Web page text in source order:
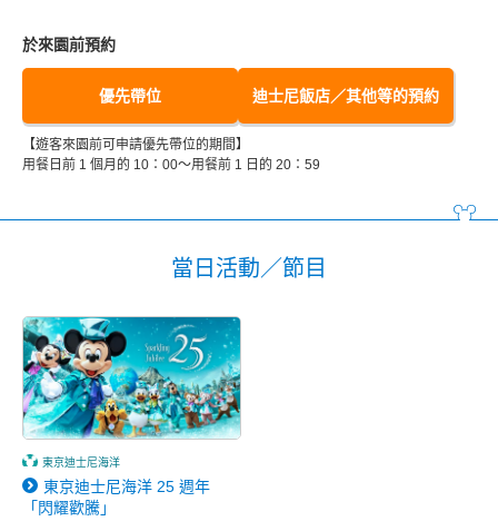
於來園前預約
優先帶位 迪士尼飯店／其他等的預約
【遊客來園前可申請優先帶位的期間】
用餐日前 1 個月的 10：00～用餐前 1 日的 20：59
當日活動／節目
東京迪士尼海洋
東京迪士尼海洋 25 週年
「閃耀歡騰」